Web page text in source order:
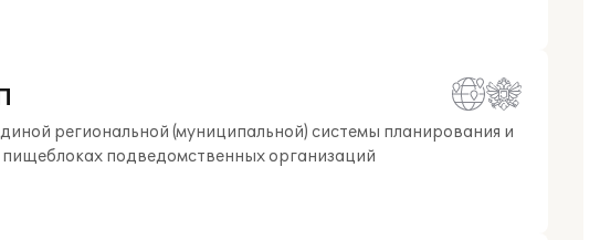
региональной (муниципальной) системы планирования и
подведомственных организаций